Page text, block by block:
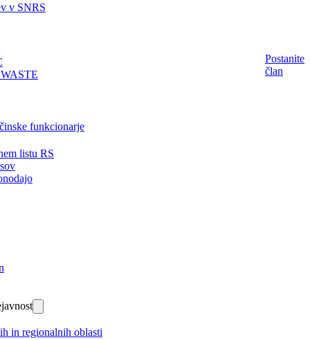
v SNRS
funkcionarje
listu RS
in regionalnih oblasti
Postanite
član